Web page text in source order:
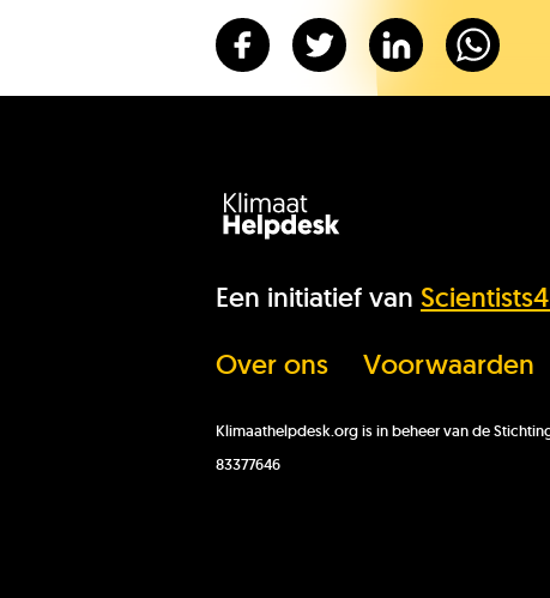
Een initiatief van
Over ons
Voorwaarden
Klimaathelpdesk.org is in beheer van de
83377646